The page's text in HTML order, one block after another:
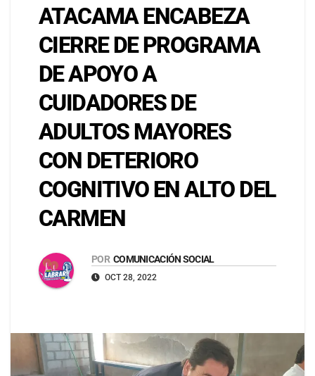
ATACAMA ENCABEZA
CIERRE DE PROGRAMA
DE APOYO A
CUIDADORES DE
ADULTOS MAYORES
CON DETERIORO
COGNITIVO EN ALTO DEL
CARMEN
POR COMUNICACIÓN SOCIAL
OCT 28, 2022